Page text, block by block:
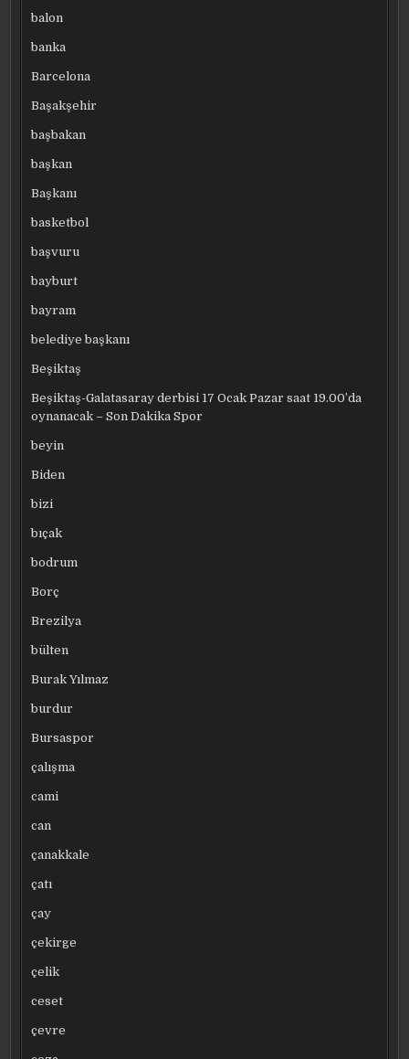
balon
banka
Barcelona
Başakşehir
başbakan
başkan
Başkanı
basketbol
başvuru
bayburt
bayram
belediye başkanı
Beşiktaş
Beşiktaş-Galatasaray derbisi 17 Ocak Pazar saat 19.00’da
oynanacak – Son Dakika Spor
beyin
Biden
bizi
bıçak
bodrum
Borç
Brezilya
bülten
Burak Yılmaz
burdur
Bursaspor
çalışma
cami
can
çanakkale
çatı
çay
çekirge
çelik
ceset
çevre